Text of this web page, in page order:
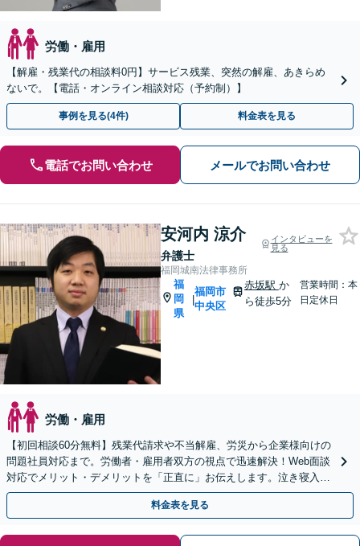
労働・雇用
【解雇・残業代の相談料0円】サービス残業、突然の解雇、あきらめ
ないで。【電話・オンライン相談対応（予約制）】
事例を見る(4件) 料金表を見る
電話でお問い合わせ メールでお問い合わせ
安河内 涼介
弁護士
インタビューを
見る
福岡城南法律事務所
福
岡
県
|
福岡市
中央区
赤坂駅 か
ら徒歩5分
営業時間：本
日定休日
労働・雇用
【初回相談60分無料】残業代請求や不当解雇、労災から企業様向けの
問題社員対応まで。労働者・雇用者双方の視点で迅速解決！Web面談
対応でメリット・デメリットを「正直に」お伝えします。泣き寝入り
するまえにご相談ください。
料金表を見る